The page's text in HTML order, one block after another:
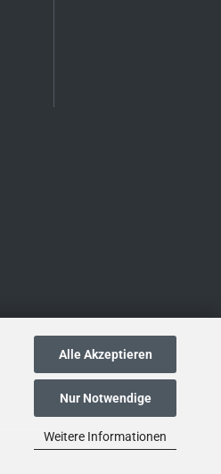
Alle Akzeptieren
Nur Notwendige
Weitere Informationen